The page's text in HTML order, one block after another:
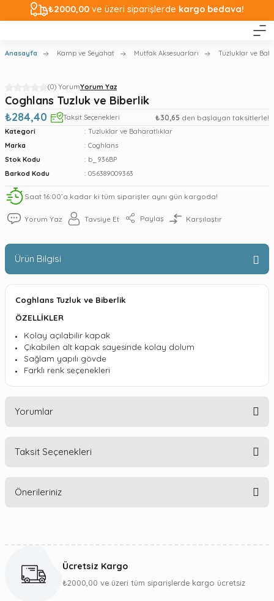
₺2000,00 ve üzeri siparişlerde kargo bedava!
Anasayfa Kamp ve Seyahat Mutfak Aksesuarları Tuzluklar ve
(0) YorumYorum Yaz
Coghlans Tuzluk ve Biberlik
₺284,40
Taksit Seçenekleri ₺30,65 den başlayan taksitlerle!
Kategori
Tuzluklar ve Baharatlıklar
Marka
Coghlans
Stok Kodu
b_936BP
Barkod Kodu
056389009363
Saat 16:00’a kadar ki tüm siparişler aynı gün kargoda!
Yorum Yaz Tavsiye Et Paylaş Karşılaştır
Ürün Bilgisi
Coghlans Tuzluk ve Biberlik
ÖZELLİKLER
Kolay açılabilir kapak
Çıkabilen alt kapak sayesinde kolay dolum
Sağlam yapılı gövde
Farklı renk seçenekleri
Yorumlar
Taksit Seçenekleri
Önerileriniz
Görüş ve önerileriniz için teşekkür ederiz.
Ücretsiz Kargo
₺2000,00 ve üzeri tüm siparişlerde kargo ücretsiz